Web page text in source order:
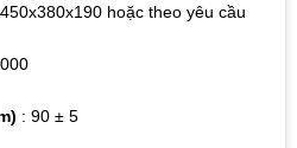
450x380x190 hoặc theo yêu cầu
: 90 ± 5